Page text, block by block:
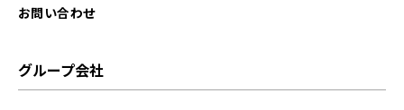
お問い合わせ
グループ会社